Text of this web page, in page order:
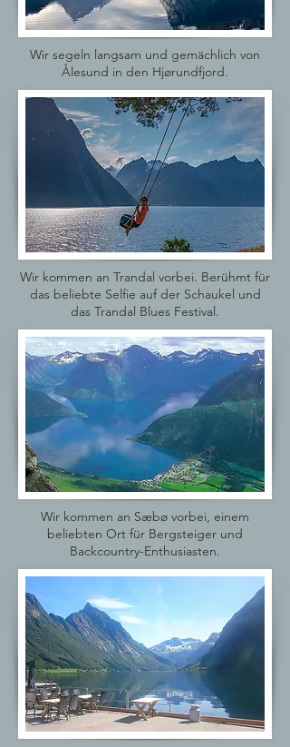
Wir segeln langsam und gemächlich von
Ålesund in den Hjørundfjord.
Wir kommen an Trandal vorbei. Berühmt für
das beliebte Selfie auf der Schaukel und
das Trandal Blues Festival.
Wir kommen an Sæbø vorbei, einem
beliebten Ort für Bergsteiger und
Backcountry-Enthusiasten.